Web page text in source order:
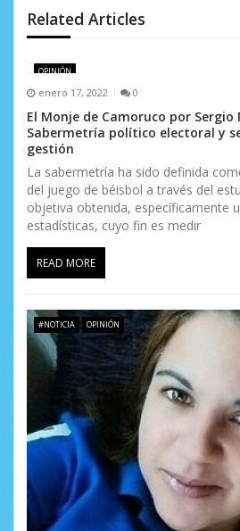
ó
n
d
e
e
n
t
d
a
Related Articles
OPINIÓN
enero 17, 2022 0
El Monje de Camoruco por Sergio
Sabermetría político electoral y
gestión
La sabermetría ha sido definida
del juego de béisbol a través del
objetiva obtenida, específicamente
estadísticas, cuyo fin es medir
READ MORE
#NOTICIA OPINIÓN